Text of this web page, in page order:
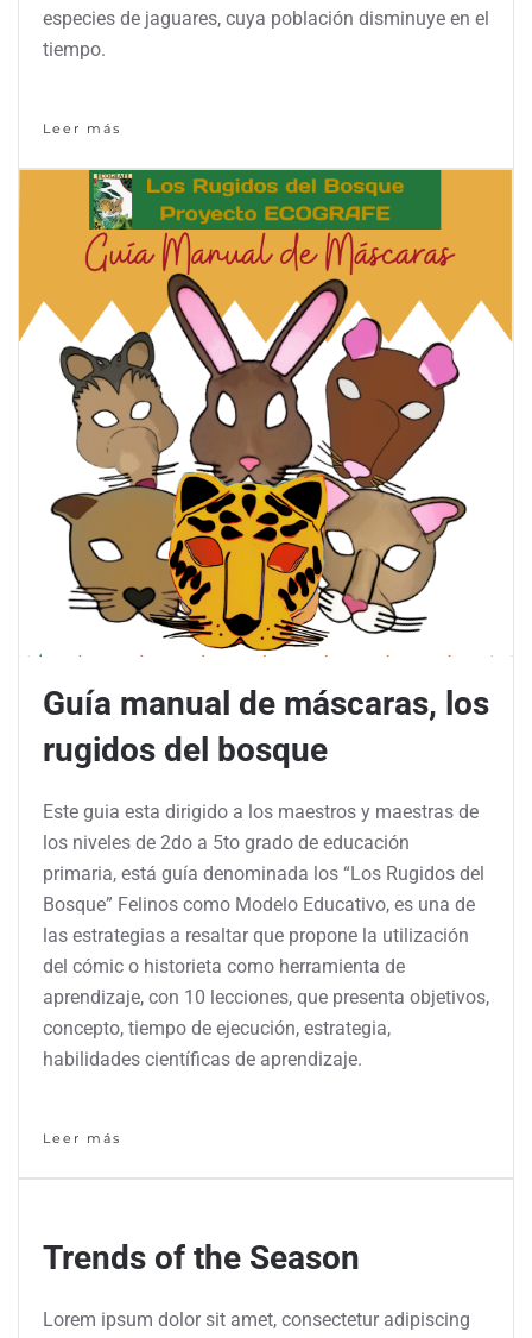
especies de jaguares, cuya población disminuye en el
tiempo.
Leer más
Guía manual de máscaras, los
rugidos del bosque
Este guia esta dirigido a los maestros y maestras de
los niveles de 2do a 5to grado de educación
primaria, está guía denominada los “Los Rugidos del
Bosque” Felinos como Modelo Educativo, es una de
las estrategias a resaltar que propone la utilización
del cómic o historieta como herramienta de
aprendizaje, con 10 lecciones, que presenta objetivos,
concepto, tiempo de ejecución, estrategia,
habilidades científicas de aprendizaje.
Leer más
Trends of the Season
Lorem ipsum dolor sit amet, consectetur adipiscing